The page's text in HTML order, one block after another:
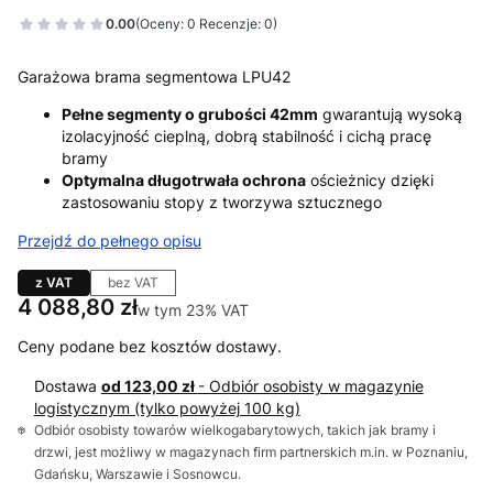
0.00(Oceny: 0 Recenzje: 0)
Garażowa brama segmentowa LPU42
Pełne segmenty o grubości 42mm gwarantują wysoką
izolacyjność cieplną, dobrą stabilność i cichą pracę
bramy
Optymalna długotrwała ochrona ościeżnicy dzięki
zastosowaniu stopy z tworzywa sztucznego
Przejdź do pełnego opisu
z VAT bez VAT
Cena
4 088,80 złw tym 23% VAT
w tym 23% VAT
Ceny podane bez kosztów dostawy.
Dostawa od 123,00 zł - Odbiór osobisty w magazynie
logistycznym (tylko powyżej 100 kg)
Odbiór osobisty towarów wielkogabarytowych, takich jak bramy i
drzwi, jest możliwy w magazynach firm partnerskich m.in. w Poznaniu,
Gdańsku, Warszawie i Sosnowcu.